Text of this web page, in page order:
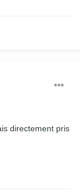
directement pris